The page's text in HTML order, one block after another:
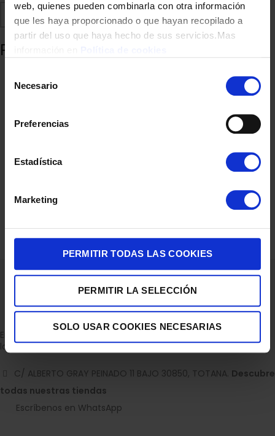
web, quienes pueden combinarla con otra información
que les haya proporcionado o que hayan recopilado a
partir del uso que haya hecho de sus servicios.Mas
Necesario
Preferencias
Estadística
Marketing
PERMITIR TODAS LAS COOKIES
PERMITIR LA SELECCIÓN
SOLO USAR COOKIES NECESARIAS
Añadir a favoritos
Productos relacionados
NORDICO CECOTEC 07261 240×220 HIPOALERGICO
34,90€
Empresa dedicada a la venta de accesorios para el hogar con
la experiencia de 36 años.
C/ ALBERTO GRAY PEINADO 11 BAJO 30850, TOTANA. Descubre
todas nuestras tiendas
Escríbenos en WhatsApp